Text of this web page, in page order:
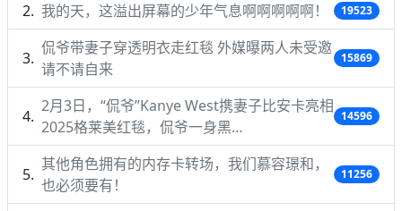
我的天，这溢出屏幕的少年气息啊啊啊啊啊！ 19523
侃爷带妻子穿透明衣走红毯 外媒曝两人未受邀
请不请自来
15869
2月3日，“侃爷”Kanye West携妻子比安卡亮相
2025格莱美红毯，侃爷一身黑…
14596
其他角色拥有的内存卡转场，我们慕容璟和，
也必须要有！
11256